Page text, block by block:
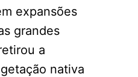
expansões
grandes
a
nativa